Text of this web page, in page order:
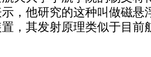
，他研究的这种叫做磁悬
，其发射原理类似于目前